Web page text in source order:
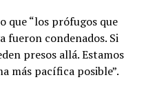
que “los prófugos que
fueron condenados. Si
presos allá. Estamos
más pacífica posible”.